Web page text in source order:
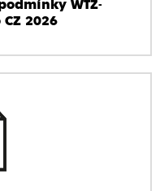
WTZ-
2026